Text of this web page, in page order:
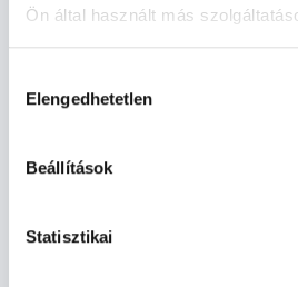
Ön által használt más
szabályzat:https://
kiválasztása
Elengedhetetlen
Beállítások
Statisztikai
Ultrahangos
Ultrahang -
Budapesti és vidéki